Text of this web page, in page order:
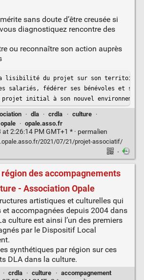
sans doute d’être creusée si
diagnostiquez rencontre des
ou reconnaître son action auprès
lisibilité du projet sur son territoire
salariés, fédérer ses bénévoles et ses
projet initial à son nouvel environnement
· dla · crdla · culture
·
opale · opale.asso.fr
2:26:14 PM GMT+1 * · permalien
2021/07/21/projet-associatif/
·
des accompagnements
- Association Opale
artistiques et culturelles qui
et accompagnées depuis 2004 dans
culture est ainsi l’un des premiers
par le Dispositif Local
synthétiques par région sur ces
DLA dans la culture.
· crdla · culture · accompagnement